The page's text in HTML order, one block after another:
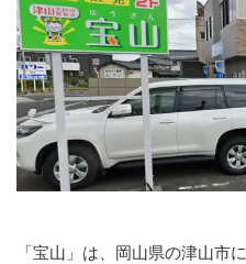
「宝山」は、岡山県の津山市